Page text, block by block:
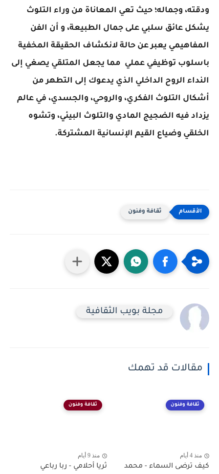
ودقته، وجماله؛ حيث تعي المعاناة من وراء التلوث
يشكل عائق سلبي على جمال الطبيعة، و أن الفن
المفاهيمي يعبر عن حالة لانكشاف الحقيقة المخفية
باسلوب توظيفي عملي مما يجعل المتلقي يصغي إلى
النداء الروح الداخلي الذي يدعوك إلى التطهر من
أشكال التلوث الفكري، والروحي، والجسدي، في عالم
يزداد فيه الضجيج المادي والتلوث البيئي، وتشوه
الخلقي وضياع القيم الإنسانية المشتركة.
ثقافة وفنون
مجلة بويب الثقافية
مقالات قد تهمك
ثقافة وفنون
منذ 4 أيام
كيف ترضى السماء - محمد
ثقافة وفنون
منذ 9 أيام
ثريا أحلامي - ربا رباعي